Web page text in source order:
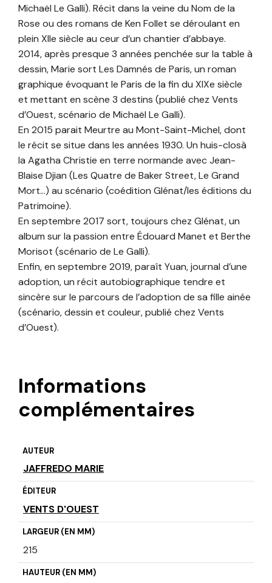
Michaël Le Galli). Récit dans la veine du Nom de la
Rose ou des romans de Ken Follet se déroulant en
plein XIIe siècle au ceur d’un chantier d’abbaye.
2014, après presque 3 années penchée sur la table à
dessin, Marie sort Les Damnés de Paris, un roman
graphique évoquant le Paris de la fin du XIXe siècle
et mettant en scène 3 destins (publié chez Vents
d’Ouest, scénario de Michaël Le Galli).
En 2015 parait Meurtre au Mont-Saint-Michel, dont
le récit se situe dans les années 1930. Un huis-closà
la Agatha Christie en terre normande avec Jean-
Blaise Djian (Les Quatre de Baker Street, Le Grand
Mort…) au scénario (coédition Glénat/les éditions du
Patrimoine).
En septembre 2017 sort, toujours chez Glénat, un
album sur la passion entre Édouard Manet et Berthe
Morisot (scénario de Le Galli).
Enfin, en septembre 2019, paraît Yuan, journal d’une
adoption, un récit autobiographique tendre et
sincère sur le parcours de l’adoption de sa fille ainée
(scénario, dessin et couleur, publié chez Vents
d’Ouest).
Informations
complémentaires
AUTEUR
JAFFREDO MARIE
ÉDITEUR
VENTS D'OUEST
LARGEUR (EN MM)
215
HAUTEUR (EN MM)